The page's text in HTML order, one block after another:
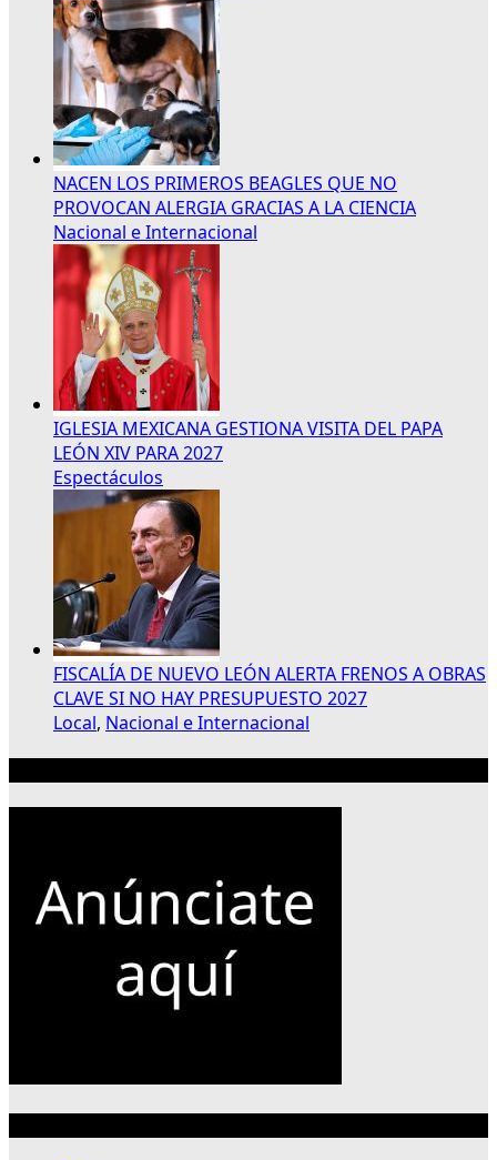
NACEN LOS PRIMEROS BEAGLES QUE NO
PROVOCAN ALERGIA GRACIAS A LA CIENCIA
Nacional e Internacional
IGLESIA MEXICANA GESTIONA VISITA DEL PAPA
LEÓN XIV PARA 2027
Espectáculos
FISCALÍA DE NUEVO LEÓN ALERTA FRENOS A OBRAS
CLAVE SI NO HAY PRESUPUESTO 2027
Local, Nacional e Internacional